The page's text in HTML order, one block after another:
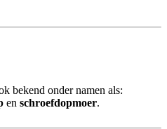
bekend onder namen als:
en schroefdopmoer.